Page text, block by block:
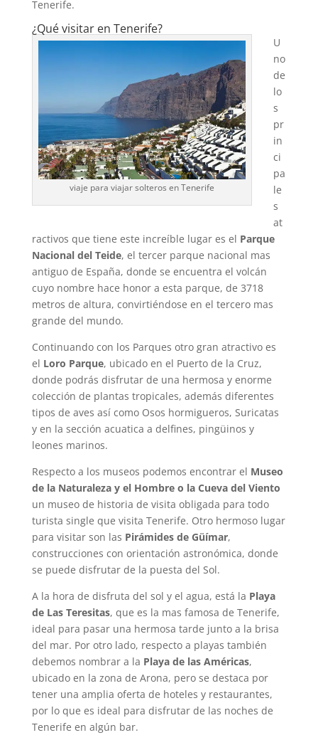
Tenerife.
¿Qué visitar en Tenerife?
viaje para viajar solteros en Tenerife
U
no
de
lo
s
pr
in
ci
pa
le
s
at
ractivos que tiene este increíble lugar es el Parque
Nacional del Teide, el tercer parque nacional mas
antiguo de España, donde se encuentra el volcán
cuyo nombre hace honor a esta parque, de 3718
metros de altura, convirtiéndose en el tercero mas
grande del mundo.
Continuando con los Parques otro gran atractivo es
el Loro Parque, ubicado en el Puerto de la Cruz,
donde podrás disfrutar de una hermosa y enorme
colección de plantas tropicales, además diferentes
tipos de aves así como Osos hormigueros, Suricatas
y en la sección acuatica a delfines, pingüinos y
leones marinos.
Respecto a los museos podemos encontrar el Museo
de la Naturaleza y el Hombre o la Cueva del Viento
un museo de historia de visita obligada para todo
turista single que visita Tenerife. Otro hermoso lugar
para visitar son las Pirámides de Güímar,
construcciones con orientación astronómica, donde
se puede disfrutar de la puesta del Sol.
A la hora de disfruta del sol y el agua, está la Playa
de Las Teresitas, que es la mas famosa de Tenerife,
ideal para pasar una hermosa tarde junto a la brisa
del mar. Por otro lado, respecto a playas también
debemos nombrar a la Playa de las Américas,
ubicado en la zona de Arona, pero se destaca por
tener una amplia oferta de hoteles y restaurantes,
por lo que es ideal para disfrutar de las noches de
Tenerife en algún bar.